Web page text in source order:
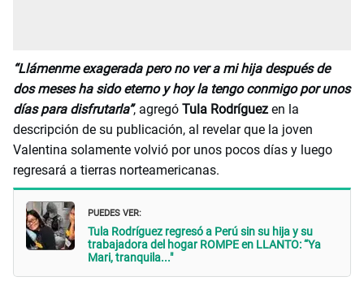
“Llámenme exagerada pero no ver a mi hija después de
dos meses ha sido eterno y hoy la tengo conmigo por unos
días para disfrutarla”, agregó Tula Rodríguez en la
descripción de su publicación, al revelar que la joven
Valentina solamente volvió por unos pocos días y luego
regresará a tierras norteamericanas.
PUEDES VER:
Tula Rodríguez regresó a Perú sin su hija y su
trabajadora del hogar ROMPE en LLANTO: “Ya
Mari, tranquila..."